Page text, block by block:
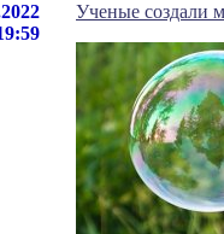
Ученые создали